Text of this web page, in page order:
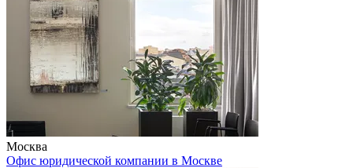
Москва
Офис юридической компании в Москве